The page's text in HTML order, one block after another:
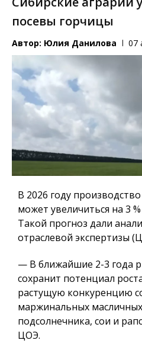
посевы горчицы
Автор: Юлия Данилова 07
В 2026 году
может увеличиться на 3
Такой прогноз дали
отраслевой экспертизы
— В ближайшие 2-3 года
сохранит потенциал
растущую конкуренцию
маржинальных
подсолнечника, сои и
ЦОЭ.